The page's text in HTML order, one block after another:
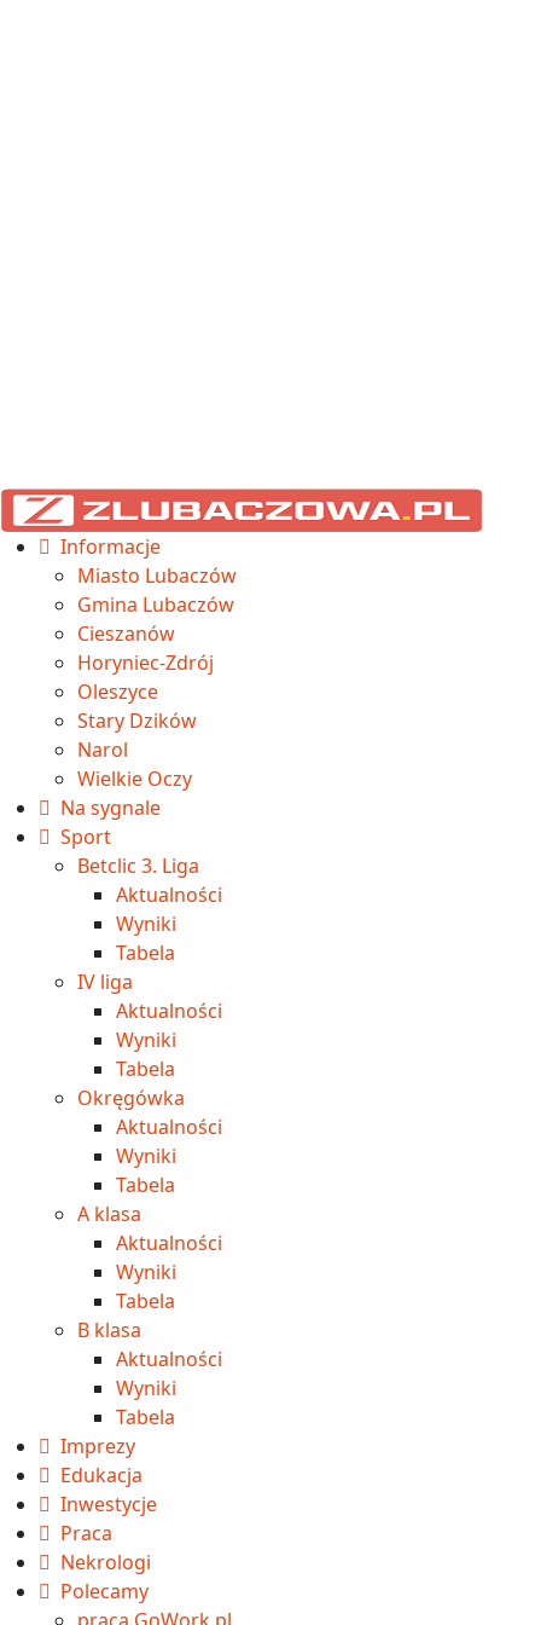
Informacje
Miasto Lubaczów
Gmina Lubaczów
Cieszanów
Horyniec-Zdrój
Oleszyce
Stary Dzików
Narol
Wielkie Oczy
Na sygnale
Sport
Betclic 3. Liga
Aktualności
Wyniki
Tabela
IV liga
Aktualności
Wyniki
Tabela
Okręgówka
Aktualności
Wyniki
Tabela
A klasa
Aktualności
Wyniki
Tabela
B klasa
Aktualności
Wyniki
Tabela
Imprezy
Edukacja
Inwestycje
Praca
Nekrologi
Polecamy